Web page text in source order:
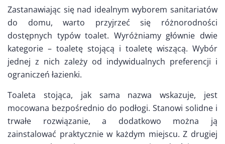
Zastanawiając się nad idealnym wyborem sanitariatów
do domu, warto przyjrzeć się różnorodności
dostępnych typów toalet. Wyróżniamy głównie dwie
kategorie – toaletę stojącą i toaletę wiszącą. Wybór
jednej z nich zależy od indywidualnych preferencji i
ograniczeń łazienki.
Toaleta stojąca, jak sama nazwa wskazuje, jest
mocowana bezpośrednio do podłogi. Stanowi solidne i
trwałe rozwiązanie, a dodatkowo można ją
zainstalować praktycznie w każdym miejscu. Z drugiej